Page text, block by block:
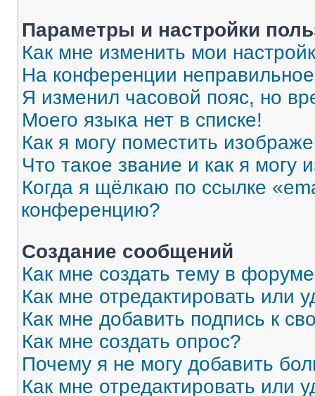
Параметры и настройки
Как мне изменить мои
На конференции
Я изменил часовой пояс, но
Моего языка нет в списке!
Как я могу поместить
Что такое звание и как я могу
Когда я щёлкаю по ссылке
конференцию?
Создание сообщений
Как мне создать тему в
Как мне отредактировать или
Как мне добавить подпись к
Как мне создать опрос?
Почему я не могу добавить
Как мне отредактировать или